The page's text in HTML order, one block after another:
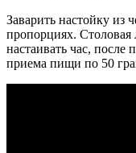
Заварить настойку из
пропорциях. Столовая
настаивать час, после
приема пищи по 50